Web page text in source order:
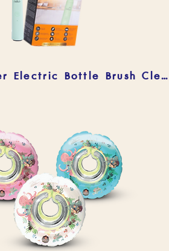
Säker Electric Bottle Brush Cleaner